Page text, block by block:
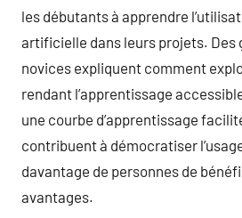
les débutants à apprendre
artificielle dans leurs projets. Des
novices expliquent comment
rendant l’apprentissage
une courbe d’apprentissage
contribuent à démocratiser
davantage de personnes de
avantages.